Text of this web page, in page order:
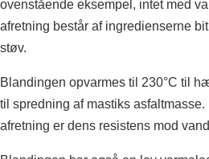
ovenstående eksempel, intet med
afretning består af ingredienserne
støv.
Blandingen opvarmes til 230°C til
til spredning af mastiks
afretning er dens resistens mod